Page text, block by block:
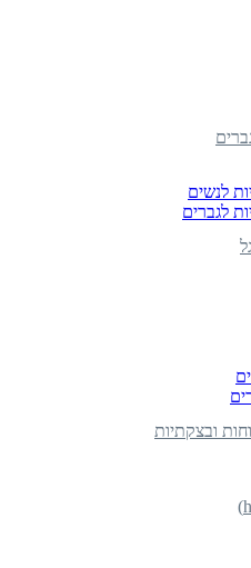
לנשים
לגברים
ובצקתיות